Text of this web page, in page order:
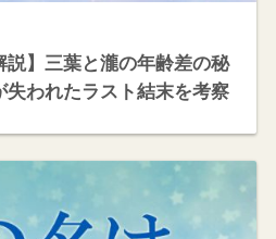
説】三葉と瀧の年齢差の秘
われたラスト結末を考察